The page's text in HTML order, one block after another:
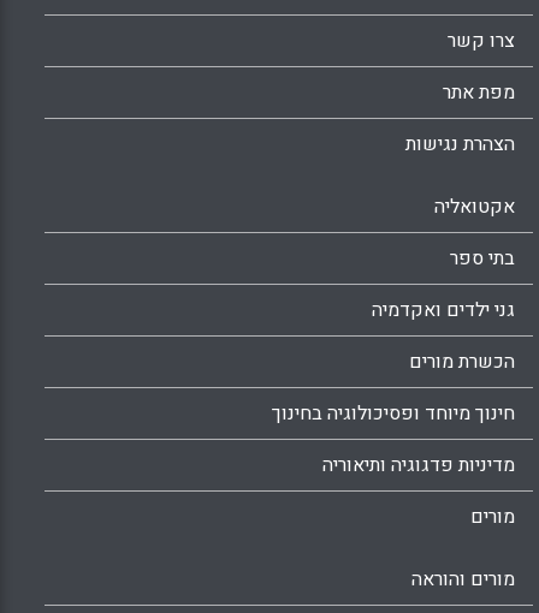
צרו קשר
מפת אתר
הצהרת נגישות
אקטואליה
בתי ספר
גני ילדים ואקדמיה
הכשרת מורים
חינוך מיוחד ופסיכולוגיה בחינוך
מדיניות פדגוגיה ותיאוריה
מורים
מורים והוראה